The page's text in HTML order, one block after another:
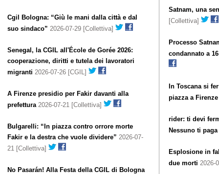
Cgil Bologna: “Giù le mani dalla città e dal
suo sindaco” 2026-07-29 [Collettiva]
Senegal, la CGIL all'École de Gorée 2026:
cooperazione, diritti e tutela dei lavoratori
migranti 2026-07-26 [CGIL]
A Firenze presidio per Fakir davanti alla
prefettura2026-07-21 [Collettiva]
Bulgarelli: “In piazza contro orrore morte
Fakir e la destra che vuole dividere” 2026-07-
21 [Collettiva]
No Pasarán! Alla Festa della CGIL di Bologna
Satnam, una
[Collettiva]
Processo
condannato a
In Toscana si
piazza a Firenze
rider: ti devi
Nessuno ti paga
Esplosione in
due morti 2026-